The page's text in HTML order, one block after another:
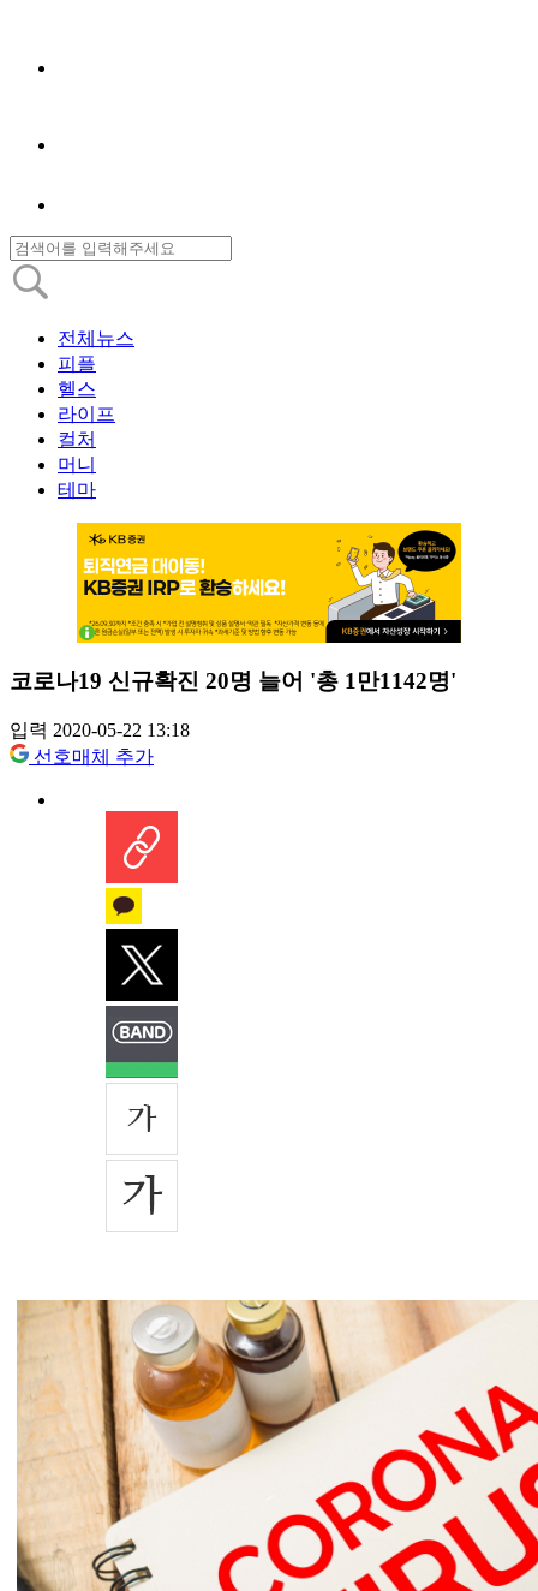
전체뉴스
피플
헬스
라이프
컬처
머니
테마
코로나19 신규확진 20명 늘어 '총 1만1142명'
입력 2020-05-22 13:18
선호매체 추가